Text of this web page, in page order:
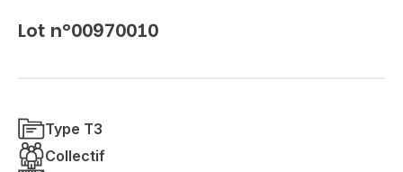
Lot n°00970010
Type T3
Collectif